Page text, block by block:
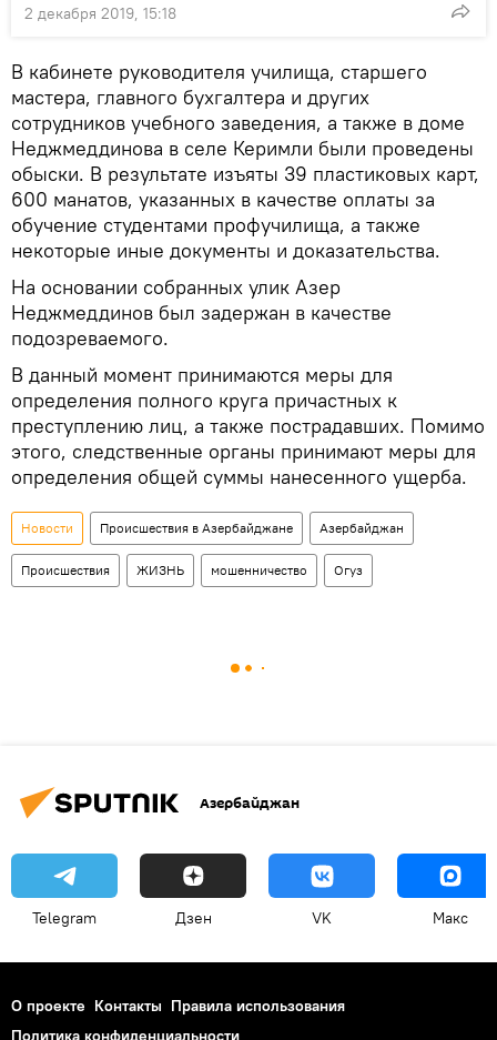
2 декабря 2019, 15:18
В кабинете руководителя училища, старшего
мастера, главного бухгалтера и других
сотрудников учебного заведения, а также в доме
Неджмеддинова в селе Керимли были проведены
обыски. В результате изъяты 39 пластиковых карт,
600 манатов, указанных в качестве оплаты за
обучение студентами профучилища, а также
некоторые иные документы и доказательства.
На основании собранных улик Азер
Неджмеддинов был задержан в качестве
подозреваемого.
В данный момент принимаются меры для
определения полного круга причастных к
преступлению лиц, а также пострадавших. Помимо
этого, следственные органы принимают меры для
определения общей суммы нанесенного ущерба.
Новости Происшествия в Азербайджане Азербайджан
Происшествия ЖИЗНЬ мошенничество Огуз
Азербайджан
Telegram Дзен VK Макс
О проекте Контакты Правила использования
Политика конфиденциальности